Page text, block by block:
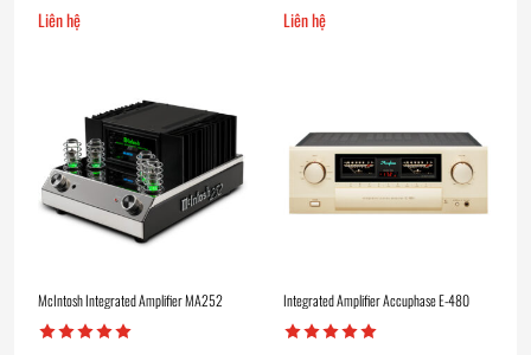
Liên hệ Liên hệ
McIntosh Integrated Amplifier MA252 Integrated Amplifier Accuphase E-480